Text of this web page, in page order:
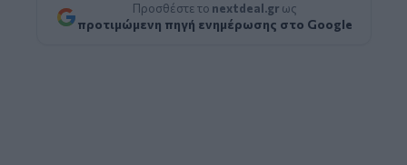
Προσθέστε το nextdeal.gr ως
προτιμώμενη πηγή ενημέρωσης στο Google